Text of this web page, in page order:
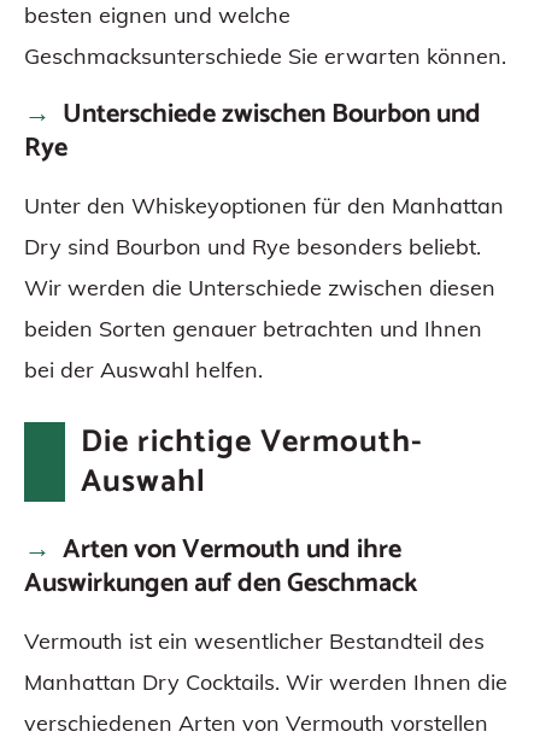
besten eignen und welche
Geschmacksunterschiede Sie erwarten können.
Unterschiede zwischen Bourbon und
Rye
Unter den Whiskeyoptionen für den Manhattan
Dry sind Bourbon und Rye besonders beliebt.
Wir werden die Unterschiede zwischen diesen
beiden Sorten genauer betrachten und Ihnen
bei der Auswahl helfen.
Die richtige Vermouth-
Auswahl
Arten von Vermouth und ihre
Auswirkungen auf den Geschmack
Vermouth ist ein wesentlicher Bestandteil des
Manhattan Dry Cocktails. Wir werden Ihnen die
verschiedenen Arten von Vermouth vorstellen